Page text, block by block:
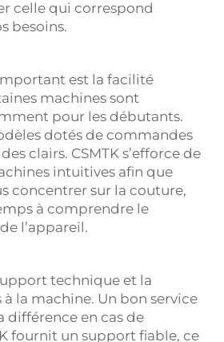
celle qui correspond
besoins.
est la facilité
machines sont
pour les débutants.
dotés de commandes
clairs. CSMTK s’efforce de
intuitives afin que
concentrer sur la couture,
à comprendre le
l’appareil.
technique et la
à la machine. Un bon service
en cas de
fournit un support fiable, ce